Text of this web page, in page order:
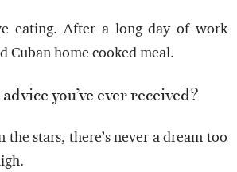
eating. After a long day of work
Cuban home cooked meal.
you’ve ever received?
stars, there’s never a dream too